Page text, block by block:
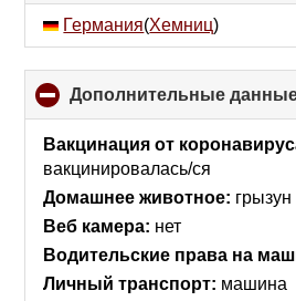
collapse
contents
Германия(Хемниц)
Дополнительные
Вакцинация от
вакцинировалась/ся
Домашнее животное: грызун
Веб камера: нет
Водительские права на
Личный транспорт: машина